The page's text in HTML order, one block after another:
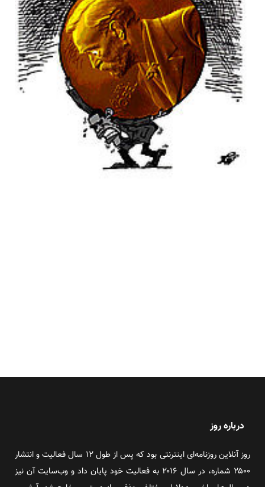
درباره روز
روز آنلاین روزنامه‌ای اینترنتی بود که پس از طول ۱۲ سال فعالیت و انتشار
۲۵۰۰ شماره، در سال ۲۰۱۶ به فعالیت خود پایان داد و وب‌سایت آن نیز